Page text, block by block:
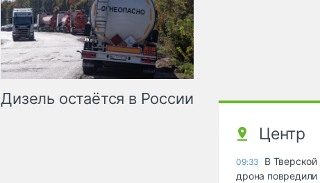
Дизель остаётся в России
Центр
09:33
В
дрона